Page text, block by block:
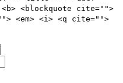
<blockquote cite="">
<em> <i> <q cite="">